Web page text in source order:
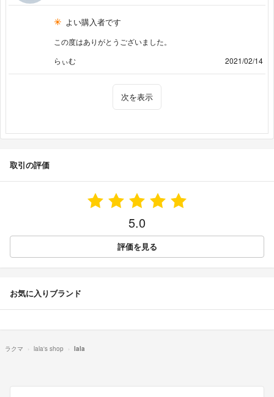
よい購入者です
この度はありがとうございました。
らぃむ
2021/02/14
次を表示
取引の評価
5.0
評価を見る
お気に入りブランド
ラクマ lala's shop lala